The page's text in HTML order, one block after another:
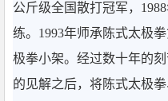
公斤级全国散打冠军，
练。1993年师承陈式太极
极拳小架。经过数十年的
的见解之后，将陈式太极